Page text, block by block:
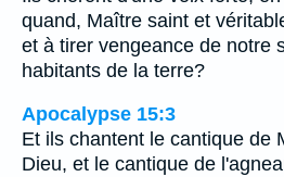
quand, Maître saint et
et à tirer vengeance de notre
habitants de la terre?
Apocalypse 15:3
Et ils chantent le cantique de
Dieu, et le cantique de